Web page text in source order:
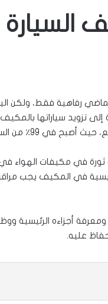
رفاهية فقط، ولكن
اعتبارًا من صيف 2010.
في مكيفات الهواء في
رئيسية في المكيف يجب
أجزاءه الرئيسية
عليه.